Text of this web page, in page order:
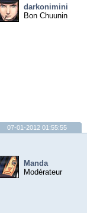
darkonimini
Bon Chuunin
07-01-2012 01:55:55
Manda
Modérateur